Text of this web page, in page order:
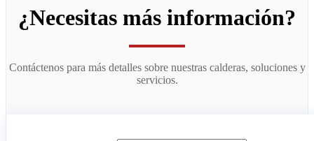
¿Necesitas más información?
Contáctenos para más detalles sobre nuestras calderas, soluciones y
servicios.